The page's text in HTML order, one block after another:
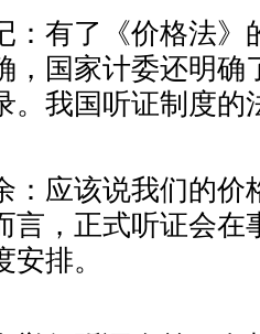
有了《价格法》
，国家计委还明确
。我国听证制度的
应该说我们的价
言，正式听证会在
安排。